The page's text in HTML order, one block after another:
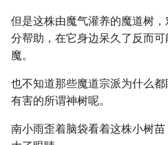
但是这株由魔气灌养的魔道树
分帮助，在它身边呆久了反而
魔。
也不知道那些魔道宗派为什么
有害的所谓神树呢。
南小雨歪着脑袋看着这株小树